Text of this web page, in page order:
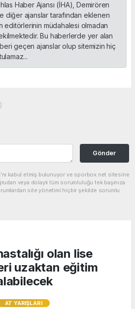
Haber Ajansı (İHA), Demirören
diğer ajanslar tarafından eklenen
editörlerinin müdahalesi olmadan
Bu haberlerde yer alan
geçen ajanslar olup sitemizin hiç
Gönder
kabul etmiş bulunuyor ve sporbox.net sitesine
veya dolaylı tüm sorumluluğu tek başınıza
site yönetimi hiçbir şekilde sorumlu
olan lise
uzaktan eğitim
AT YARIŞLARI